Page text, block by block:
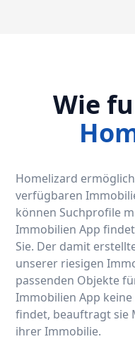
Wie
Homelizard
verfügbaren
können Suchprofile
Immobilien App
Sie. Der damit
unserer riesigen
passenden Objekte
Immobilien App
findet, beauftragt sie
ihrer Immobilie.